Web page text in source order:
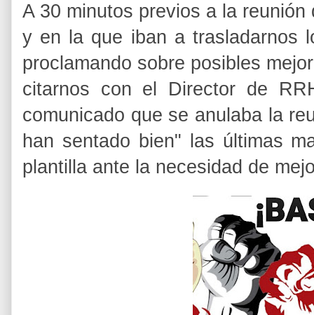
A 30 minutos previos a la
y en la que iban a trasladarnos
proclamando sobre posibles
citarnos con el Director de
comunicado que se anulaba la
han sentado bien" las últimas
plantilla ante la necesidad de